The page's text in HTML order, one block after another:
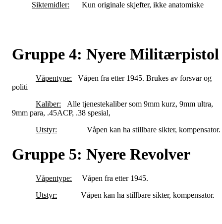
Siktemidler: Kun originale skjefter, ikke anatomiske
Gruppe 4: Nyere Militærpistol
Våpentype: Våpen fra etter 1945. Brukes av forsvar og
politi
Kaliber: Alle tjenestekaliber som 9mm kurz, 9mm ultra,
9mm para, .45ACP, .38 spesial,
Utstyr: Våpen kan ha stillbare sikter, kompensator.
Gruppe 5: Nyere Revolver
Våpentype: Våpen fra etter 1945.
Utstyr: Våpen kan ha stillbare sikter, kompensator.